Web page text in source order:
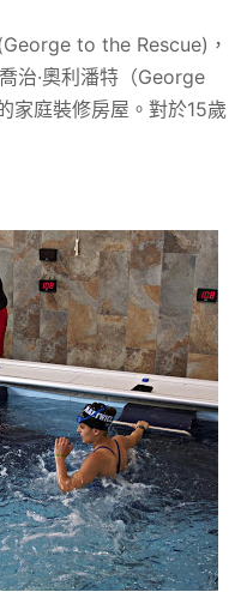
to the Rescue)，
治·奧利潘特（George
家庭裝修房屋。對於15歲